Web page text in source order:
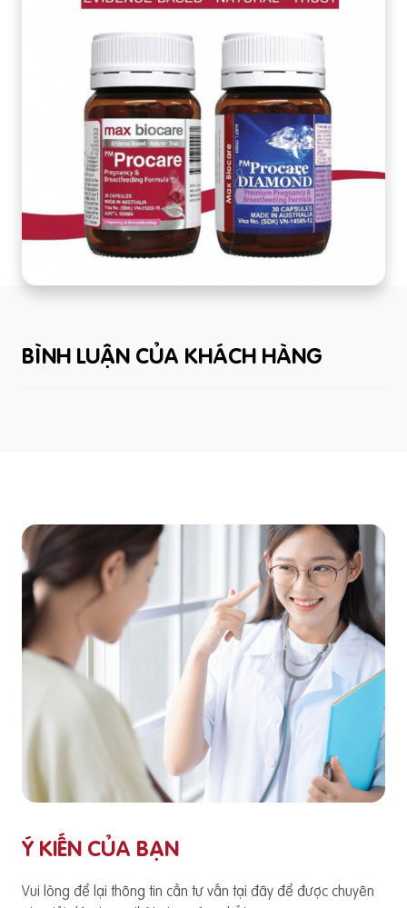
BÌNH LUẬN CỦA KHÁCH HÀNG
Ý KIẾN CỦA BẠN
Vui lòng để lại thông tin cần tư vấn tại đây để được chuyên